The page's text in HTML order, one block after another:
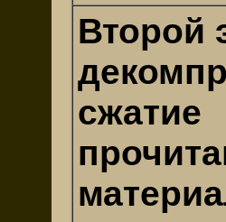
Второй
сжатие